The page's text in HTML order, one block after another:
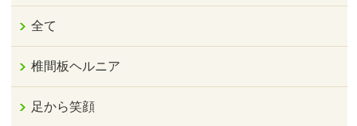
全て
椎間板ヘルニア
足から笑顔